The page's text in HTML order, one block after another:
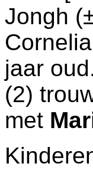
Jongh
jaar
(2)
met